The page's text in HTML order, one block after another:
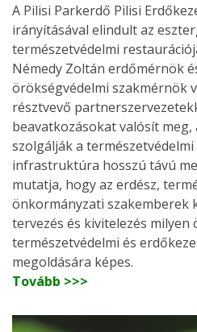
A Pilisi Parkerdő Pilisi
irányításával elindult az
természetvédelmi
Némedy Zoltán erdőmérnök
örökségvédelmi szakmérnök
résztvevő
beavatkozásokat valósít meg,
szolgálják a
infrastruktúra hosszú távú
mutatja, hogy az erdész,
önkormányzati szakemberek
tervezés és kivitelezés milyen
természetvédelmi és
megoldására képes.
Tovább >>>